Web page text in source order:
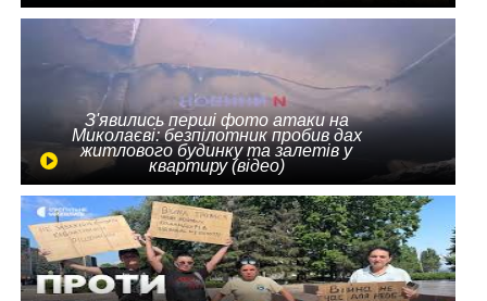
З'явились перші фото атаки на
Миколаєві: безпілотник пробив дах
житлового будинку та залетів у
квартиру (відео)